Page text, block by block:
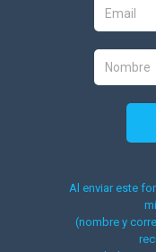
Al enviar este
(nombre y